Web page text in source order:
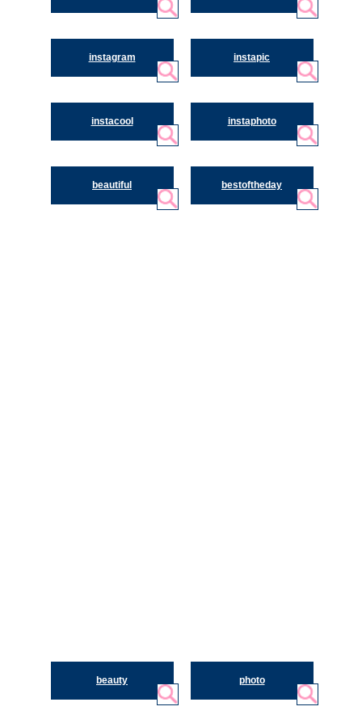
instagram instapic
instacool instaphoto
beautiful bestoftheday
beauty photo